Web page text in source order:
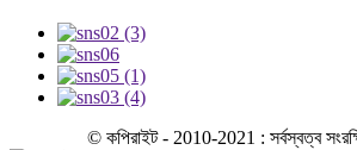
© কপিরাইট - 2010-2021 : সর্বস্বত্ব